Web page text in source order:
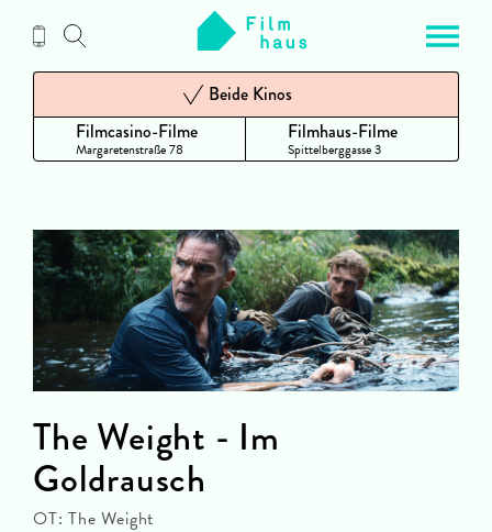
Inhalt
Filmcasino-Filme
Margaretenstraße 78
Beide Kinos
Filmhaus-Filme
Spittelberggasse 3
The Weight - Im
Goldrausch
OT: The Weight